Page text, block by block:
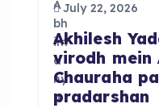
July 22, 2026
Akhilesh
virodh mein
Chauraha
pradarshan